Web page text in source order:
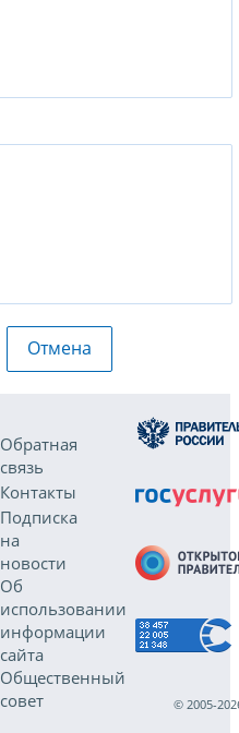
Отмена
Обратная
связь
Контакты
Подписка
на
новости
Об
использовании
информации
сайта
Общественный
совет
© 2005-